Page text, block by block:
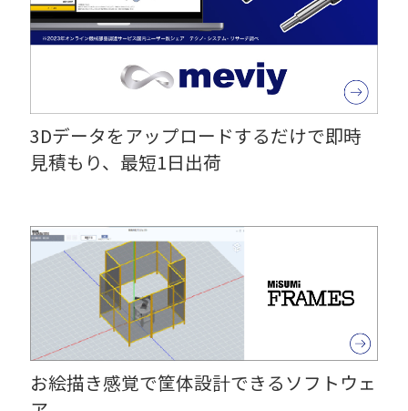
3Dデータをアップロードするだけで即時
見積もり、最短1日出荷
お絵描き感覚で筐体設計できるソフトウェ